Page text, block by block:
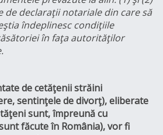
de declaraţii notariale din care să
îndeplinesc condiţiile
în faţa autorităţilor
de cetăţenii străini
sentinţele de divorţ), eliberate
sunt, împreună cu
făcute în România), vor fi